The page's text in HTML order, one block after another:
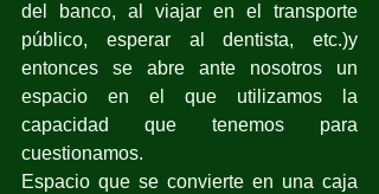
del banco, al viajar en el transporte
público, esperar al dentista, etc.)y
entonces se abre ante nosotros un
espacio en el que utilizamos la
capacidad que tenemos para
cuestionamos.
Espacio que se convierte en una caja